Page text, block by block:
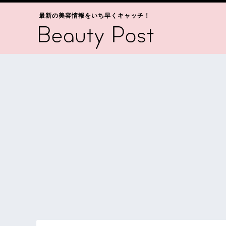
最新の美容情報をいち早くキャッチ！